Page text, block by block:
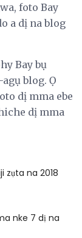
foto Bay
a dị na blog
Bay bụ
blog. Ọ
dị mma ebe
dị mma
zụta na 2018
nke 7 dị na